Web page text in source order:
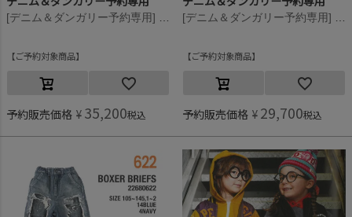
ご予約対象商品
予約販売価格 ¥ 35,200税込
ご予約対象商品
予約販売価格 ¥ 29,700税込